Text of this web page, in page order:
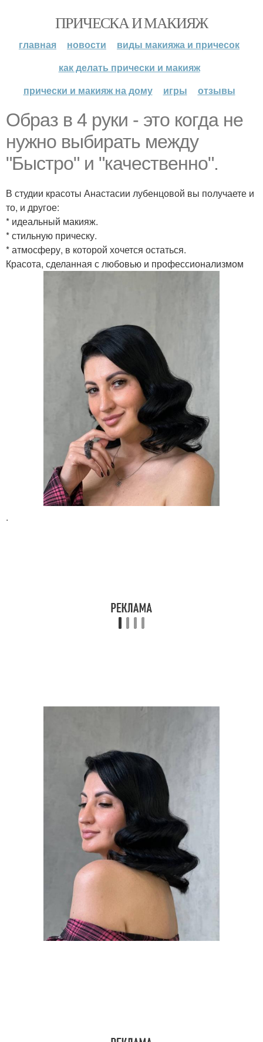
ПРИЧЕСКА И МАКИЯЖ
главная новости
виды макияжа и причесок
как делать прически и макияж
прически и макияж на дому
игры отзывы
Образ в 4 руки - это когда не
нужно выбирать между
"Быстро" и "качественно".
В студии красоты Анастасии лубенцовой вы получаете и
то, и другое:
* идеальный макияж.
* стильную прическу.
* атмосферу, в которой хочется остаться.
Красота, сделанная с любовью и профессионализмом
.